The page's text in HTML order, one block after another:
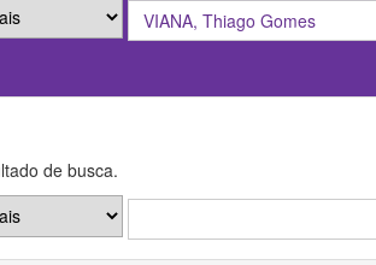
de busca.